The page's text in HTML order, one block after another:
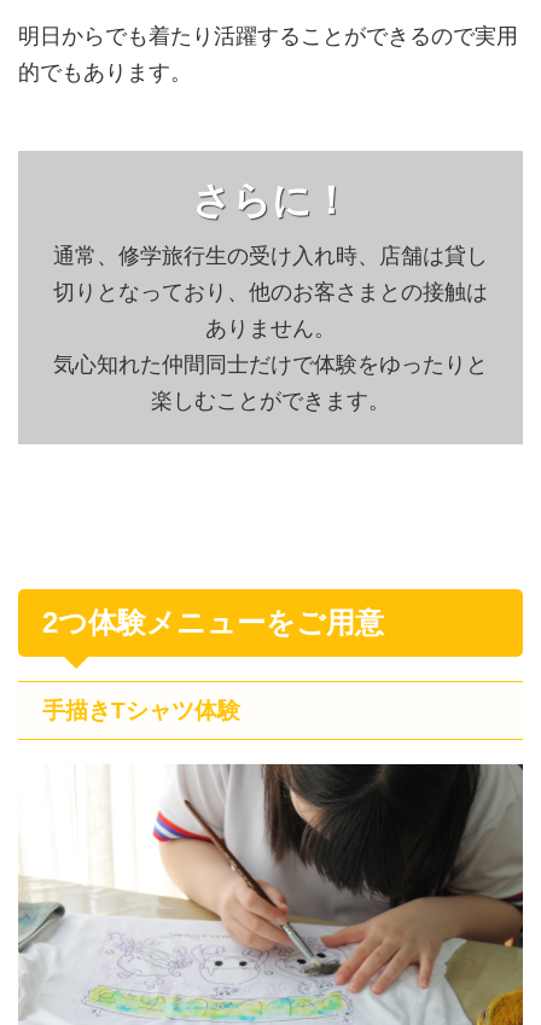
明日からでも着たり活躍することができるので実用
的でもあります。
さらに！
通常、修学旅行生の受け入れ時、店舗は貸し
切りとなっており、他のお客さまとの接触は
ありません。
気心知れた仲間同士だけで体験をゆったりと
楽しむことができます。
2つ体験メニューをご用意
手描きTシャツ体験